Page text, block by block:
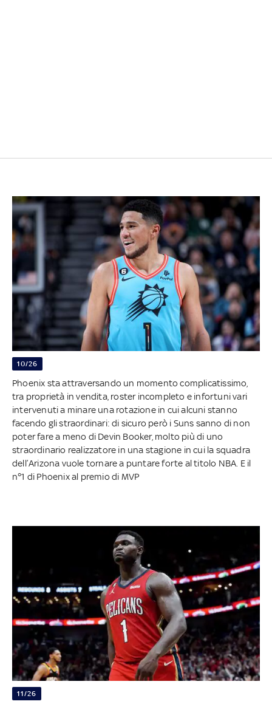
10/26
Phoenix sta attraversando un momento complicatissimo,
tra proprietà in vendita, roster incompleto e infortuni vari
intervenuti a minare una rotazione in cui alcuni stanno
facendo gli straordinari: di sicuro però i Suns sanno di non
poter fare a meno di Devin Booker, molto più di uno
straordinario realizzatore in una stagione in cui la squadra
dell’Arizona vuole tornare a puntare forte al titolo NBA. E il
n°1 di Phoenix al premio di MVP
11/26